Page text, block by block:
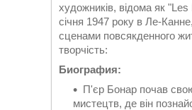
художників, відома як
січня 1947 року в Ле-
сценами повсякденного
творчість:
Биография:
П'єр Бонар почав
мистецтв, де він